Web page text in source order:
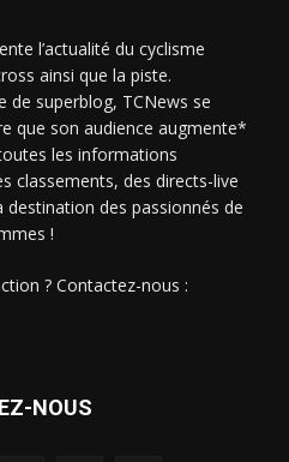
l’actualité du cyclisme
ainsi que la piste.
de superblog, TCNews se
que son audience augmente*
les informations
classements, des directs-live
des passionnés de
!
? Contactez-nous :
NOUS